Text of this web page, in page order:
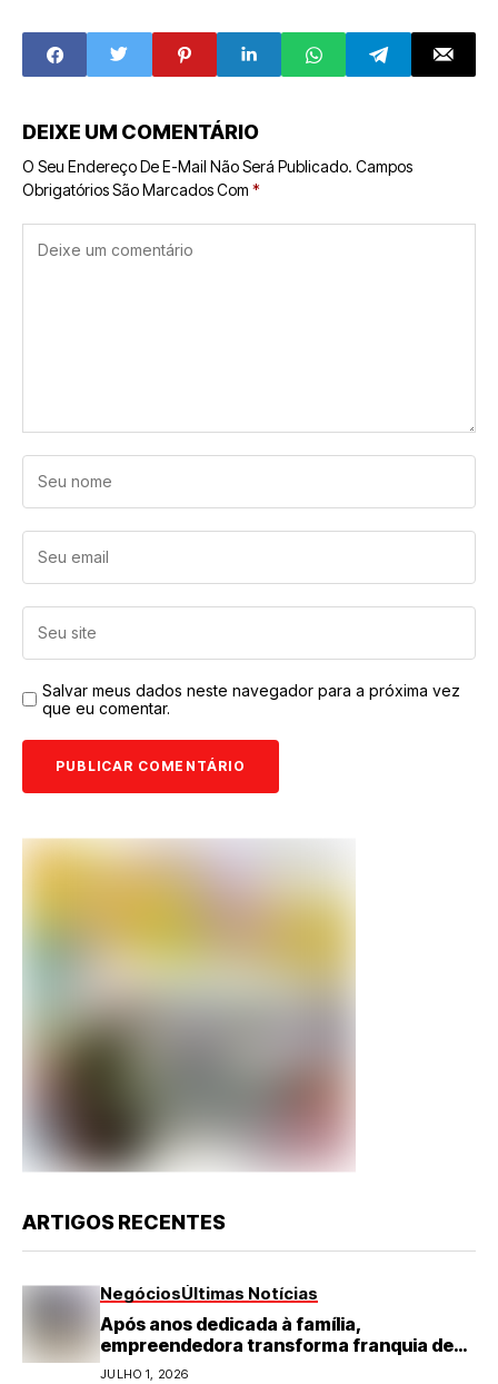
Júnior
Luciana Galvão a
faturar R$ 140 mil
por mês
DEIXE UM COMENTÁRIO
O Seu Endereço De E-Mail Não Será Publicado. Campos
Obrigatórios São Marcados Com *
Salvar meus dados neste navegador para a próxima vez
que eu comentar.
ARTIGOS RECENTES
NegóciosÚltimas Notícias
Após anos dedicada à família,
empreendedora transforma franquia de
turismo em negócio de destaque no RN
JULHO 1, 2026